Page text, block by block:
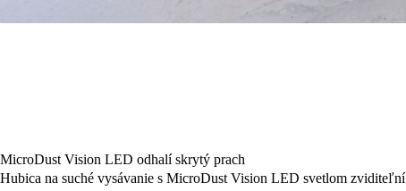
MicroDust Vision LED odhalí skrytý prach
Hubica na suché vysávanie s MicroDust Vision LED svetlom zviditeľní